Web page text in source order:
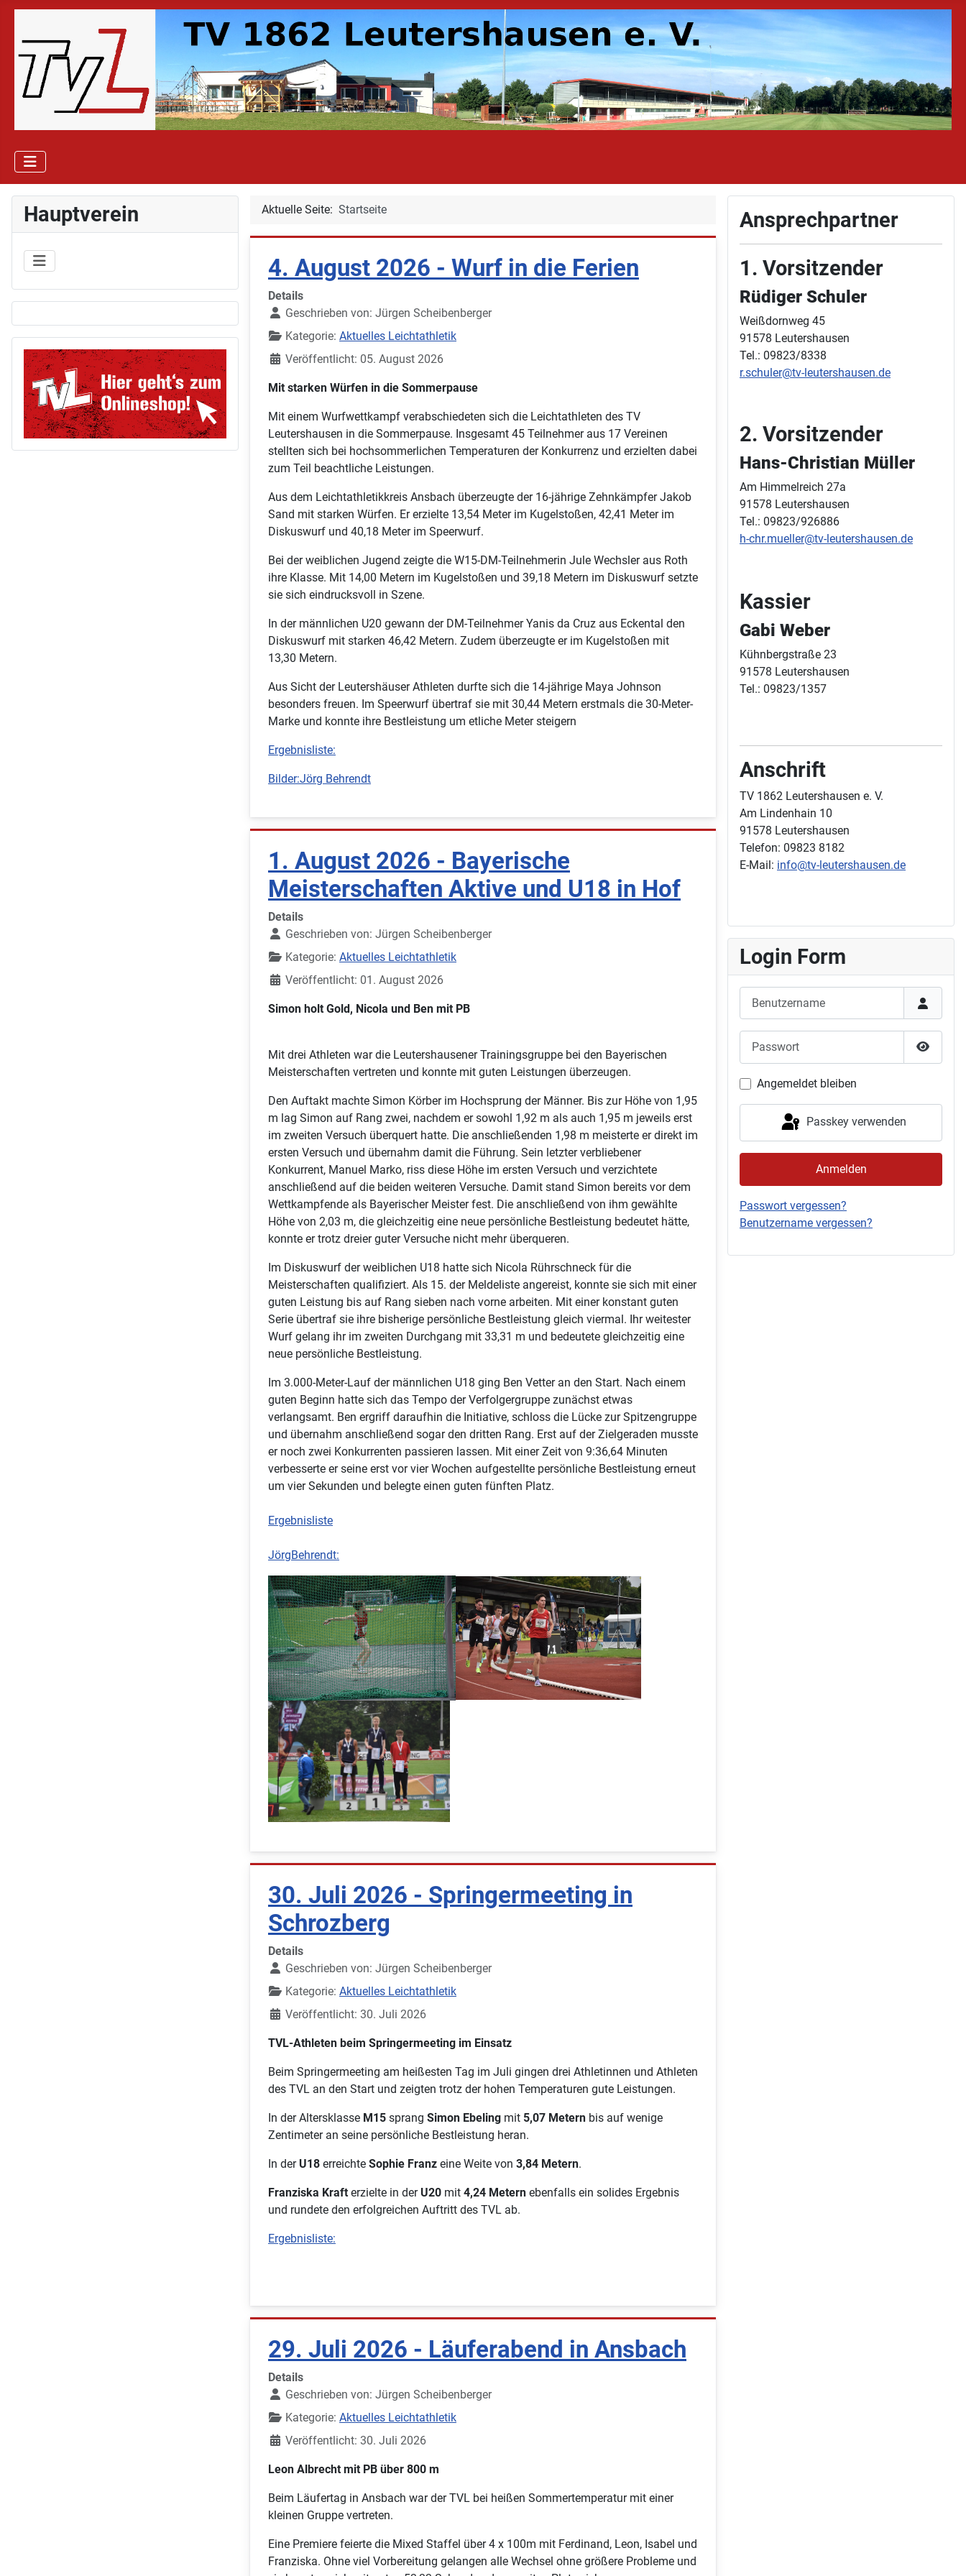
Hauptverein Aktuelle Seite: Startseite
4. August 2026 - Wurf in die Ferien
Details
Geschrieben von: Jürgen Scheibenberger
Kategorie: Aktuelles Leichtathletik
Veröffentlicht: 05. August 2026
Mit starken Würfen in die Sommerpause
Mit einem Wurfwettkampf verabschiedeten sich die Leichtathleten des TV
Leutershausen in die Sommerpause. Insgesamt 45 Teilnehmer aus 17 Vereinen
stellten sich bei hochsommerlichen Temperaturen der Konkurrenz und erzielten dabei
zum Teil beachtliche Leistungen.
Aus dem Leichtathletikkreis Ansbach überzeugte der 16-jährige Zehnkämpfer Jakob
Sand mit starken Würfen. Er erzielte 13,54 Meter im Kugelstoßen, 42,41 Meter im
Diskuswurf und 40,18 Meter im Speerwurf.
Bei der weiblichen Jugend zeigte die W15-DM-Teilnehmerin Jule Wechsler aus Roth
ihre Klasse. Mit 14,00 Metern im Kugelstoßen und 39,18 Metern im Diskuswurf setzte
sie sich eindrucksvoll in Szene.
In der männlichen U20 gewann der DM-Teilnehmer Yanis da Cruz aus Eckental den
Diskuswurf mit starken 46,42 Metern. Zudem überzeugte er im Kugelstoßen mit
13,30 Metern.
Aus Sicht der Leutershäuser Athleten durfte sich die 14-jährige Maya Johnson
besonders freuen. Im Speerwurf übertraf sie mit 30,44 Metern erstmals die 30-Meter-
Marke und konnte ihre Bestleistung um etliche Meter steigern
Ergebnisliste:
Bilder:Jörg Behrendt
1. August 2026 - Bayerische
Meisterschaften Aktive und U18 in Hof
Details
Geschrieben von: Jürgen Scheibenberger
Kategorie: Aktuelles Leichtathletik
Veröffentlicht: 01. August 2026
Simon holt Gold, Nicola und Ben mit PB
Mit drei Athleten war die Leutershausener Trainingsgruppe bei den Bayerischen
Meisterschaften vertreten und konnte mit guten Leistungen überzeugen.
Den Auftakt machte Simon Körber im Hochsprung der Männer. Bis zur Höhe von 1,95
m lag Simon auf Rang zwei, nachdem er sowohl 1,92 m als auch 1,95 m jeweils erst
im zweiten Versuch überquert hatte. Die anschließenden 1,98 m meisterte er direkt im
ersten Versuch und übernahm damit die Führung. Sein letzter verbliebener
Konkurrent, Manuel Marko, riss diese Höhe im ersten Versuch und verzichtete
anschließend auf die beiden weiteren Versuche. Damit stand Simon bereits vor dem
Wettkampfende als Bayerischer Meister fest. Die anschließend von ihm gewählte
Höhe von 2,03 m, die gleichzeitig eine neue persönliche Bestleistung bedeutet hätte,
konnte er trotz dreier guter Versuche nicht mehr überqueren.
Im Diskuswurf der weiblichen U18 hatte sich Nicola Rührschneck für die
Meisterschaften qualifiziert. Als 15. der Meldeliste angereist, konnte sie sich mit einer
guten Leistung bis auf Rang sieben nach vorne arbeiten. Mit einer konstant guten
Serie übertraf sie ihre bisherige persönliche Bestleistung gleich viermal. Ihr weitester
Wurf gelang ihr im zweiten Durchgang mit 33,31 m und bedeutete gleichzeitig eine
neue persönliche Bestleistung.
Im 3.000-Meter-Lauf der männlichen U18 ging Ben Vetter an den Start. Nach einem
guten Beginn hatte sich das Tempo der Verfolgergruppe zunächst etwas
verlangsamt. Ben ergriff daraufhin die Initiative, schloss die Lücke zur Spitzengruppe
und übernahm anschließend sogar den dritten Rang. Erst auf der Zielgeraden musste
er noch zwei Konkurrenten passieren lassen. Mit einer Zeit von 9:36,64 Minuten
verbesserte er seine erst vor vier Wochen aufgestellte persönliche Bestleistung erneut
um vier Sekunden und belegte einen guten fünften Platz.
Ergebnisliste
JörgBehrendt:
30. Juli 2026 - Springermeeting in
Schrozberg
Details
Geschrieben von: Jürgen Scheibenberger
Kategorie: Aktuelles Leichtathletik
Veröffentlicht: 30. Juli 2026
TVL-Athleten beim Springermeeting im Einsatz
Beim Springermeeting am heißesten Tag im Juli gingen drei Athletinnen und Athleten
des TVL an den Start und zeigten trotz der hohen Temperaturen gute Leistungen.
In der Altersklasse M15 sprang Simon Ebeling mit 5,07 Metern bis auf wenige
Zentimeter an seine persönliche Bestleistung heran.
In der U18 erreichte Sophie Franz eine Weite von 3,84 Metern.
Franziska Kraft erzielte in der U20 mit 4,24 Metern ebenfalls ein solides Ergebnis
und rundete den erfolgreichen Auftritt des TVL ab.
Ergebnisliste:
29. Juli 2026 - Läuferabend in Ansbach
Details
Geschrieben von: Jürgen Scheibenberger
Kategorie: Aktuelles Leichtathletik
Veröffentlicht: 30. Juli 2026
Leon Albrecht mit PB über 800 m
Beim Läufertag in Ansbach war der TVL bei heißen Sommertemperatur mit einer
kleinen Gruppe vertreten.
Eine Premiere feierte die Mixed Staffel über 4 x 100m mit Ferdinand, Leon, Isabel und
Franziska. Ohne viel Vorbereitung gelangen alle Wechsel ohne größere Probleme und
Ansprechpartner
1. Vorsitzender
Rüdiger Schuler
Weißdornweg 45
91578 Leutershausen
Tel.: 09823/8338
r.schuler@tv-leutershausen.de
2. Vorsitzender
Hans-Christian Müller
Am Himmelreich 27a
91578 Leutershausen
Tel.: 09823/926886
h-chr.mueller@tv-leutershausen.de
Kassier
Gabi Weber
Kühnbergstraße 23
91578 Leutershausen
Tel.: 09823/1357
Anschrift
TV 1862 Leutershausen e. V.
Am Lindenhain 10
91578 Leutershausen
Telefon: 09823 8182
E-Mail: info@tv-leutershausen.de
Login Form
Angemeldet bleiben
Passkey verwenden
Anmelden
Passwort vergessen?
Benutzername vergessen?